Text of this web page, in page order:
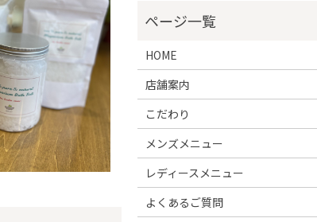
HOME
店舗案内
こだわり
メンズメニュー
レディースメニュー
よくあるご質問